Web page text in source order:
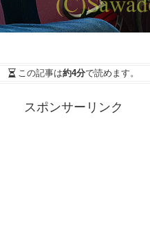
この記事は約4分で読めます。
スポンサーリンク